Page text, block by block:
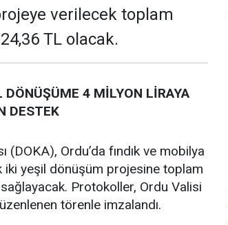
verilecek toplam
TL olacak.
DÖNÜŞÜME 4 MİLYON LİRAYA
DESTEK
(DOKA), Ordu’da fındık ve mobilya
yeşil dönüşüm projesine toplam
Protokoller, Ordu Valisi
törenle imzalandı.